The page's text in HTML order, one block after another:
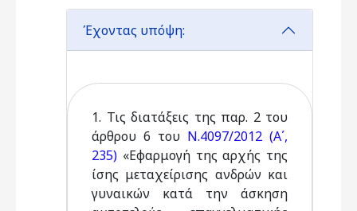
Έχοντας υπόψη:
1. Τις διατάξεις της παρ. 2 του
άρθρου 6 του Ν.4097/2012 (Α΄,
235) «Εφαρμογή της αρχής της
ίσης μεταχείρισης ανδρών και
γυναικών κατά την άσκηση